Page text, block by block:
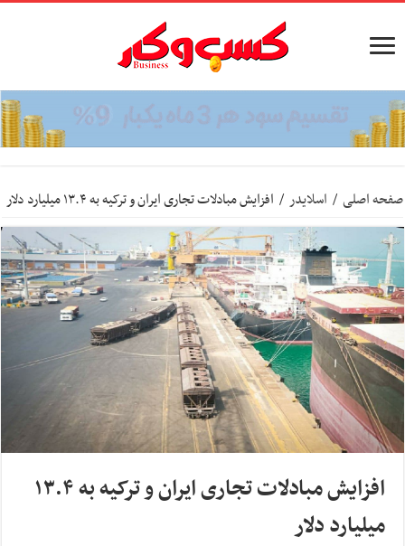
صفحه اصلی / اسلایدر / افزایش مبادلات تجاری ایران و ترکیه به ۱۳.۴ میلیارد دلار
افزایش مبادلات تجاری ایران و ترکیه به ۱۳.۴
میلیارد دلار